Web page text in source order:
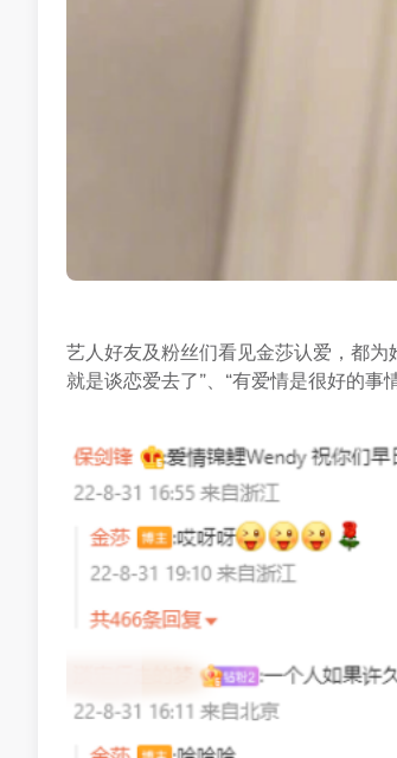
艺人好友及粉丝们看见金莎认爱，都为
就是谈恋爱去了”、“有爱情是很好的事